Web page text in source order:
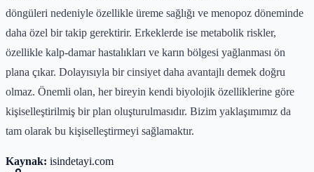
döngüleri nedeniyle özellikle üreme sağlığı ve menopoz döneminde
daha özel bir takip gerektirir. Erkeklerde ise metabolik riskler,
özellikle kalp-damar hastalıkları ve karın bölgesi yağlanması ön
plana çıkar. Dolayısıyla bir cinsiyet daha avantajlı demek doğru
olmaz. Önemli olan, her bireyin kendi biyolojik özelliklerine göre
kişiselleştirilmiş bir plan oluşturulmasıdır. Bizim yaklaşımımız da
tam olarak bu kişiselleştirmeyi sağlamaktır.
Kaynak: isindetayi.com